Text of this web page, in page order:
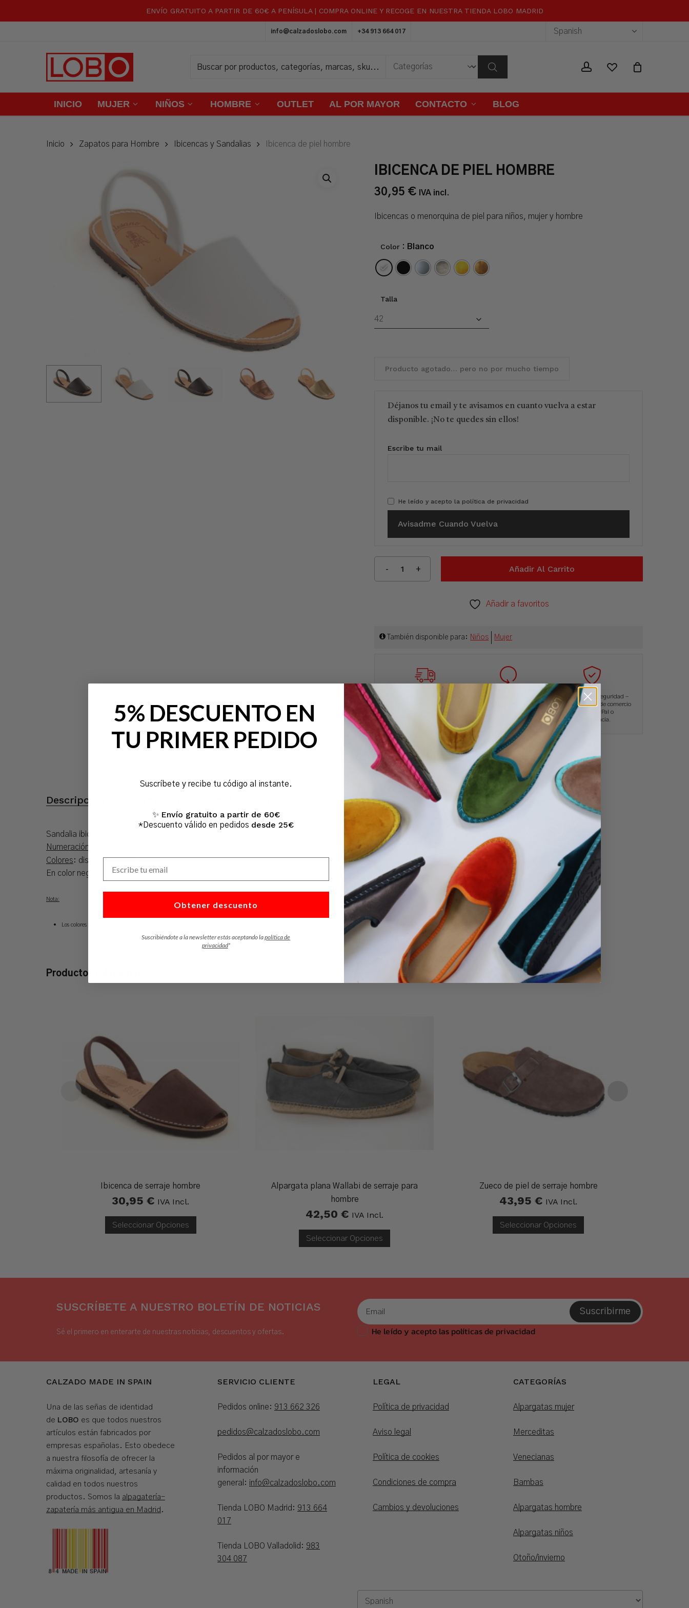
ENVÍO GRATUITO A PARTIR DE 60€ A PENÍSULA | COMPRA ONLINE Y RECOGE EN NUESTRA TIENDA LOBO MADRID
info@calzadoslobo.com +34 913 664 017
accountwishlist
INICIO MUJER NIÑOS HOMBRE OUTLET AL POR MAYOR CONTACTO BLOG
Carrito Close
No hay productos en el carrito.
0,00
Inicio Zapatos para Hombre Ibicencas y Sandalias Ibicenca de piel hombre
IBICENCA DE PIEL HOMBRE
30,95 € IVA incl.
Ibicencas o menorquina de piel para niños, mujer y hombre
Color : Blanco
Talla
Producto agotado… pero no por mucho tiempo
Déjanos tu email y te avisamos en cuanto vuelva a estar
disponible. ¡No te quedes sin ellos!
Escribe tu mail
He leído y acepto la política de privacidad
Avisadme Cuando Vuelva
Añadir Al Carrito
Añadir a favoritos
También disponible para: Niños Mujer
Envíos por paquetería exprés
(24-48 horas a Península).
Cambios y devoluciones sin
Pagos con total seguridad –
Pasarela de pago de comercio
seguro, PayPal o
transferencia.
Descripción
Sandalia ibicenca o menorquina de piel con plantilla de piel cosida y suela ultra ligera.
Numeración
Colores: disponible en 6 colores.
En color negro sólo disponible para tallas de adulto (≥34)
Nota:
Los colores reales pueden sufrir variaciones de tonalidad respecto a la foto en función de los ajustes de brillo y contraste del monitor.
Productos relacionados
Ibicenca de serraje hombre
30,95€ IVA Incl.
Seleccionar Opciones
Alpargata plana Wallabi de serraje para
hombre
42,50 € IVA Incl.
Seleccionar Opciones
Zueco de piel de serraje hombre
43,95€ IVA Incl.
Seleccionar Opciones
SUSCRÍBETE A NUESTRO BOLETÍN DE NOTICIAS
Sé el primero en enterarte de nuestras noticias, descuentos y ofertas.
Suscribirme
He leído y acepto las políticas de privacidad
CALZADO MADE IN SPAIN
Una de las señas de identidad
de LOBO es que todos nuestros
artículos están fabricados por
empresas españolas. Esto obedece
a nuestra filosofía de ofrecer la
máxima originalidad, artesanía y
calidad en todos nuestros
productos. Somos la alpagatería-
zapatería más antigua en Madrid .
SERVICIO CLIENTE
Pedidos online: 913 662 326
pedidos@calzadoslobo.com
Pedidos al por mayor e
información
general: info@calzadoslobo.com
Tienda LOBO Madrid: 913 664
017
Tienda LOBO Valladolid: 983
304 087
LEGAL
Política de privacidad
Aviso legal
Política de cookies
Condiciones de compra
Cambios y devoluciones
CATEGORÍAS
Alpargatas mujer
Merceditas
Venecianas
Bambas
Alpargatas hombre
Alpargatas niños
Otoño/invierno
5% DESCUENTO EN
TU PRIMER PEDIDO
Suscríbete y recibe tu código al instante.
✨ Envío gratuito a partir de 60€
*Descuento válido en pedidos desde 25€
Obtener descuento
Suscribiéndote a la newsletter estás aceptando lapolítica de
privacidad*